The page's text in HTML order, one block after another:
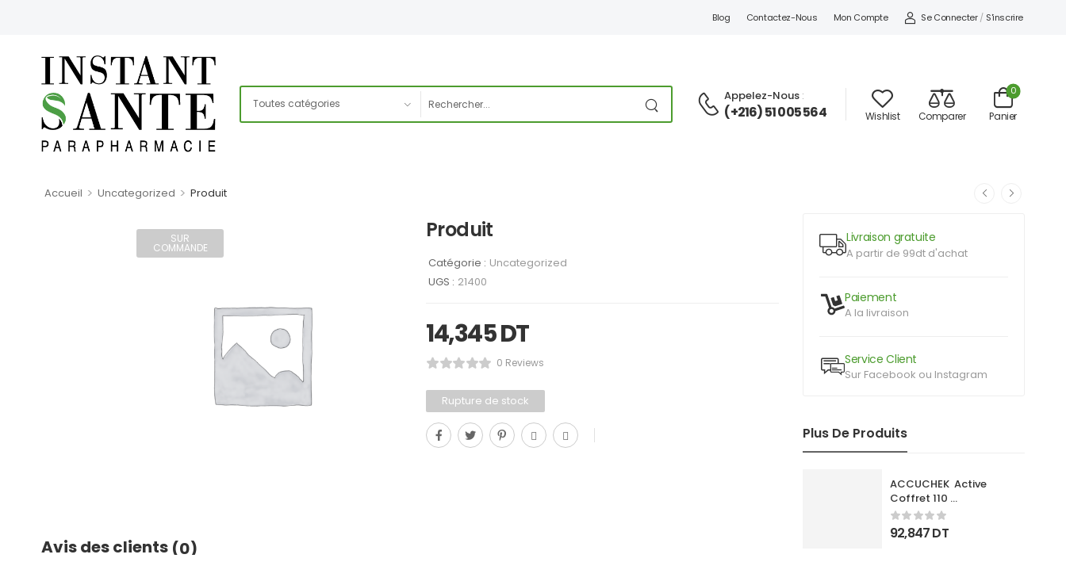
Blog Contactez-Nous Mon Compte Se Connecter / S'inscrire
Appelez-Nous :
(+216) 51 005 564 Wishlist Comparer Panier
0
Accueil > Uncategorized > Produit
Livraison gratuite
A partir de 99dt d'achat
Paiement
A la livraison
Service Client
Sur Facebook ou Instagram
Plus De Produits
ACCUCHEK  Active
Coffret 110
Bandlettes+Appareil
92,847DT
SUR
COMMANDE
Produit
Catégorie : Uncategorized
UGS : 21400
14,345DT
0 Reviews
Rupture de stock
Avis des clients (0)